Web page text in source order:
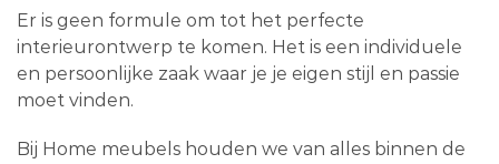
Er is geen formule om tot het perfecte
interieurontwerp te komen. Het is een individuele
en persoonlijke zaak waar je je eigen stijl en passie
moet vinden.
Bij Home meubels houden we van alles binnen de